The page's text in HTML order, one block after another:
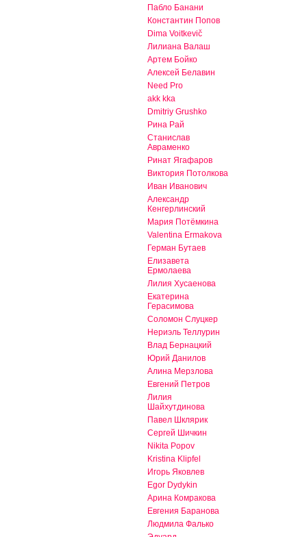
Пабло Банани
Константин Попов
Dima Voitkevič
Лилиана Валаш
Артем Бойко
Алексей Белавин
Need Pro
akk kka
Dmitriy Grushko
Рина Рай
Станислав
Авраменко
Ринат Ягафаров
Виктория Потолкова
Иван Иванович
Александр
Кенгерлинский
Мария Потёмкина
Valentina Ermakova
Герман Бутаев
Елизавета
Ермолаева
Лилия Хусаенова
Екатерина
Герасимова
Соломон Слуцкер
Нериэль Теллурин
Влад Бернацкий
Юрий Данилов
Алина Мерзлова
Евгений Петров
Лилия
Шайхутдинова
Павел Шклярик
Сергей Шичкин
Nikita Popov
Kristina Klipfel
Игорь Яковлев
Egor Dydykin
Арина Комракова
Евгения Баранова
Людмила Фалько